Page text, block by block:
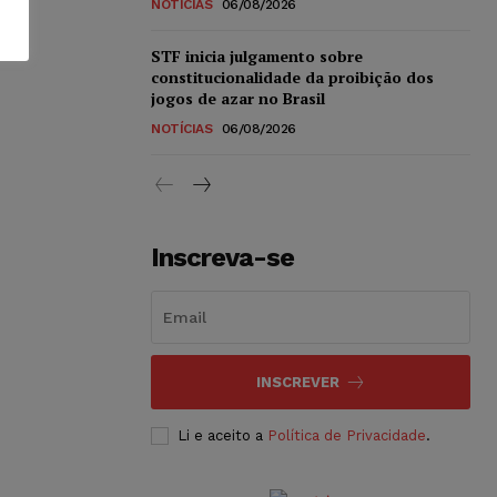
NOTÍCIAS 06/08/2026
STF inicia julgamento sobre
constitucionalidade da proibição dos
jogos de azar no Brasil
NOTÍCIAS 06/08/2026
Inscreva-se
INSCREVER
Li e aceito a Política de Privacidade.